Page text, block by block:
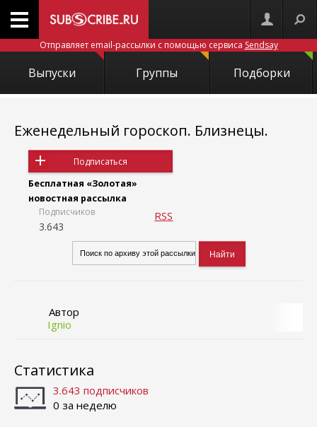
Отправляет email-рассылки с помощью сервиса Sendsay
Выпуски Группы Подборки
Еженедельный гороскоп. Близнецы.
Подписаться
Бесплатная «Золотая»
новостная рассылка
Подписчиков
3.643
RSS
Автор
Ignio
Статистика
3.643 подписчиков
0 за неделю